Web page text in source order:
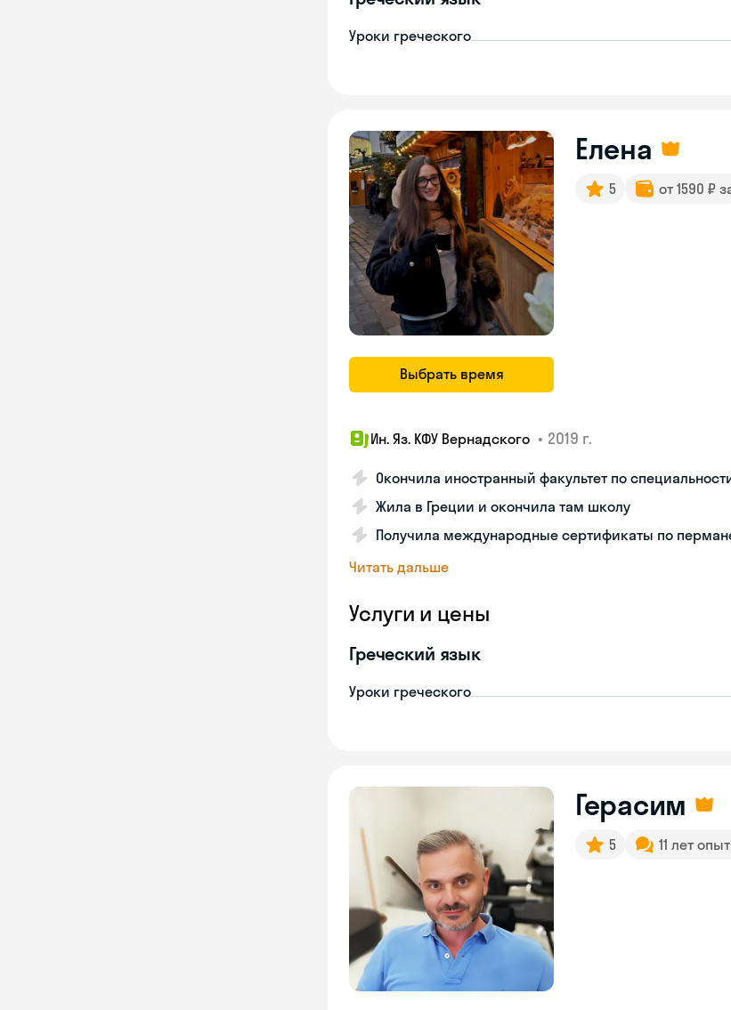
Уроки греческого
Выбрать время
Елена
5 от 1590 ₽
Ин. Яз. КФУ Вернадского • 2019 г.
Окончила иностранный факультет по
Жила в Греции и окончила там школу
Получила международные сертификаты по
Читать дальше
Услуги и цены
Греческий язык
Уроки греческого
Герасим
5 11 лет